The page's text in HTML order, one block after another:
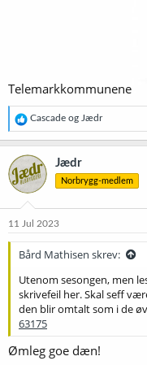
Telemarkkommunene
R
e
a
k
s
j
o
e
Cascade og Jædr
Jædr
Norbrygg-medlem
11 Jul 2023
Bård Mathisen skrev:
Utenom sesongen, men
skrivefeil her. Skal seff
den blir omtalt som i de
63175
Ømleg goe dæn!